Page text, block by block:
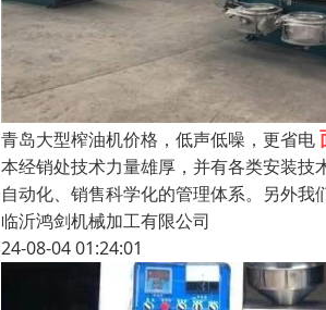
青岛大型榨油机价格，低声低噪，更省电
本经销处技术力量雄厚，并有各类安装
自动化、销售科学化的管理体系。另外
临沂鸿剑机械加工有限公司
24-08-04 01:24:01